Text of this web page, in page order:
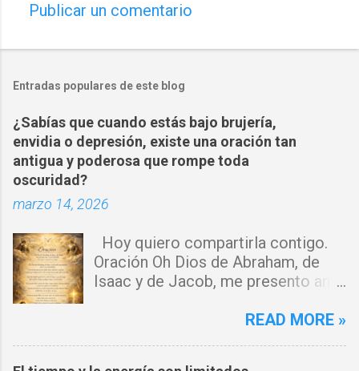
o
e
n
t
a
r
i
s
Publicar un comentario
Entradas populares de este blog
¿Sabías que cuando estás bajo brujería,
envidia o depresión, existe una oración tan
antigua y poderosa que rompe toda
oscuridad?
marzo 14, 2026
Hoy quiero compartirla contigo.
Oración Oh Dios de Abraham, de
Isaac y de Jacob, me presento ante
por donde haya entrado la maldad.
READ MORE »